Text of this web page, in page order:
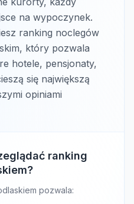
na wypoczynek.
ranking noclegów
który pozwala
hotele, pensjonaty,
się największą
opiniami
ranking
pozwala: